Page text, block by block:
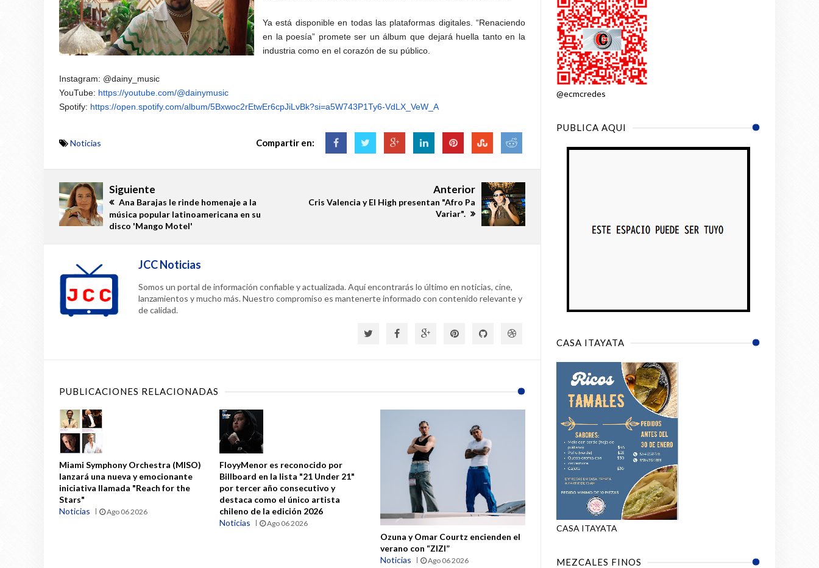
Ya está disponible en todas las plataformas digitales. “Renaciendo
en la poesía” promete ser un álbum que dejará huella tanto en la
industria como en el corazón de su público.
Instagram: @dainy_music
YouTube: https://youtube.com/@dainymusic
Spotify: https://open.spotify.com/album/5Bxwoc2rEtwEr6cpJiLvBk?si=a5W743P1Ty6-VdLX_VeW_A
Noticias Compartir en:
Siguiente
Ana Barajas le rinde homenaje a la
música popular latinoamericana en su
disco 'Mango Motel'
Anterior
Cris Valencia y El High presentan "Afro Pa
Variar".
JCC Noticias
Somos un portal de información confiable y actualizada. Aquí encontrarás lo último en noticias, cine,
lanzamientos y mucho más. Nuestro compromiso es mantenerte informado con contenido relevante y
de calidad.
PUBLICACIONES RELACIONADAS
Miami Symphony Orchestra (MISO)
lanzará una nueva y emocionante
iniciativa llamada "Reach for the
Stars"
Noticias
Ago 06 2026
FloyyMenor es reconocido por
Billboard en la lista "21 Under 21"
por tercer año consecutivo y
destaca como el único artista
chileno de la edición 2026
Noticias
Ago 06 2026
Ozuna y Omar Courtz encienden el
verano con “ZIZI”
Noticias
Ago 06 2026
@ecmcredes
PUBLICA AQUI
CASA ITAYATA
CASA ITAYATA
MEZCALES FINOS